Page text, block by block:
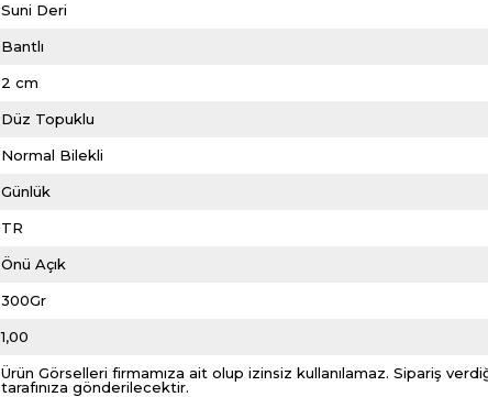
Suni Deri
Bantlı
2 cm
Düz Topuklu
Normal Bilekli
Günlük
TR
Önü Açık
300Gr
1,00
Ürün Görselleri firmamıza ait olup izinsiz kullanılamaz. Sipariş
tarafınıza gönderilecektir.